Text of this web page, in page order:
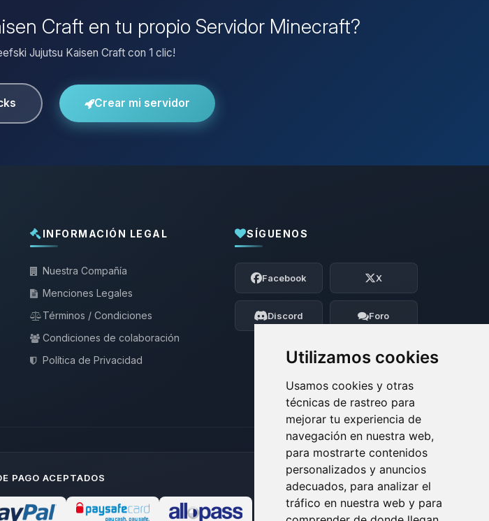
Utilizamos cookies
Usamos cookies y otras
técnicas de rastreo para
mejorar tu experiencia de
navegación en nuestra web,
para mostrarte contenidos
personalizados y anuncios
adecuados, para analizar el
tráfico en nuestra web y para
Craft en tu propio Servidor Minecraft?
Jujutsu Kaisen Craft con 1 clic!
Crear mi servidor
INFORMACIÓN LEGAL
Nuestra Compañía
Menciones Legales
Términos / Condiciones
Condiciones de colaboración
Política de Privacidad
SÍGUENOS
Facebook X
Discord Foro
PAGO ACEPTADOS
Yupi, por fin alguien con quien hablar!
Soy Choupy, tu pequeno asistente de
BoxToPlay. Cuentame que necesitas y
moveré mis pequenos circuitos para
ayudarte.
06/08/2026 20:43